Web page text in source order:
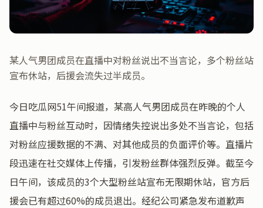
某人气男团成员在直播中对粉丝说出不当言论，多个粉丝站
宣布休站，后援会流失过半成员。
今日吃瓜网51午间报道，某高人气男团成员在昨晚的个人
直播中与粉丝互动时，因情绪失控说出多处不当言论，包括
对粉丝应援数据的不满、对其他成员的负面评价等。直播片
段迅速在社交媒体上传播，引发粉丝群体强烈反弹。截至今
日午间，该成员的3个大型粉丝站宣布无限期休站，官方后
援会已有超过60%的成员退出。经纪公司紧急发布道歉声